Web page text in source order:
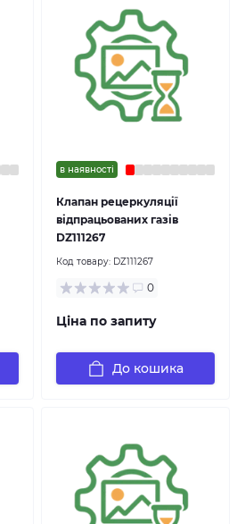
в наявності
Клапан рецеркуляції
відпрацьованих газів
DZ111267
Код товару: DZ111267
0
Ціна по запиту
До кошика